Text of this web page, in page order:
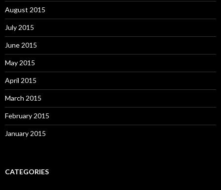
August 2015
July 2015
June 2015
May 2015
April 2015
March 2015
February 2015
January 2015
CATEGORIES